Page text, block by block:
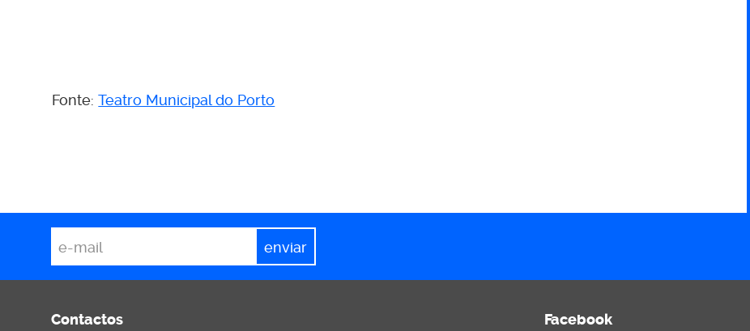
Fonte:Teatro Municipal do Porto
*
Contactos Facebook